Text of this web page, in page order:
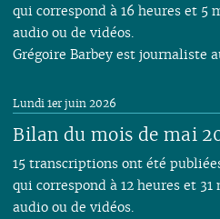
qui correspond à 16 heures et 5
audio ou de vidéos.
Grégoire Barbey est journaliste
Bilan du mois de mai
Lundi 1er juin 2026
15 transcriptions ont été
qui correspond à 12 heures et
audio ou de vidéos.